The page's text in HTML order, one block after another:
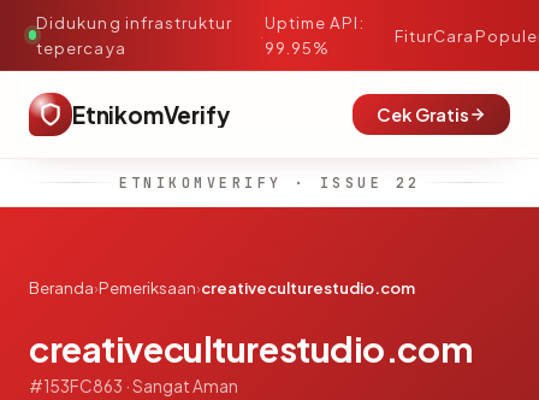
Didukung infrastruktur
tepercaya
·
Uptime API:
99.95%
FiturCara
EtnikomVerify Cek Gratis
ETNIKOMVERIFY · ISSUE 22
Beranda›Pemeriksaan›creativeculturestudio.com
creativeculturestudio.com
#153FC863 · Sangat Aman